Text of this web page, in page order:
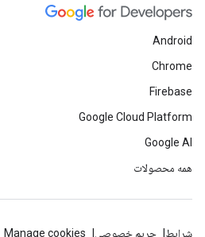
Android
Chrome
Firebase
Google Cloud Platform
Google AI
همه محصولات
شرایط حریم خصوصی Manage cookies